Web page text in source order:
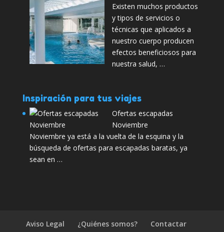
Existen muchos productos
y tipos de servicios o
técnicas que aplicados a
nuestro cuerpo producen
efectos beneficiosos para
nuestra salud, …
Inspiración para tus viajes
Ofertas escapadas
Noviembre
Noviembre ya está a la vuelta de la esquina y la
búsqueda de ofertas para escapadas baratas, ya
sean en …
Aviso Legal ¿Quiénes somos?
Contactar